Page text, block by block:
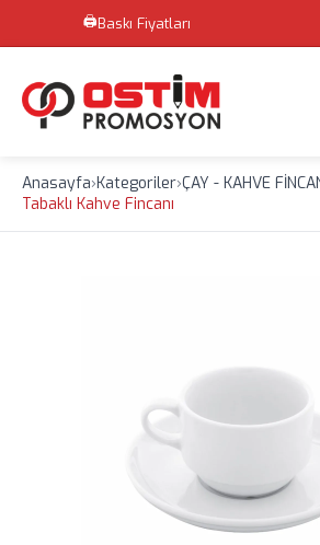
🖨️Baskı Fiyatları
Anasayfa›Kategoriler›ÇAY - KAHVE
Tabaklı Kahve Fincanı